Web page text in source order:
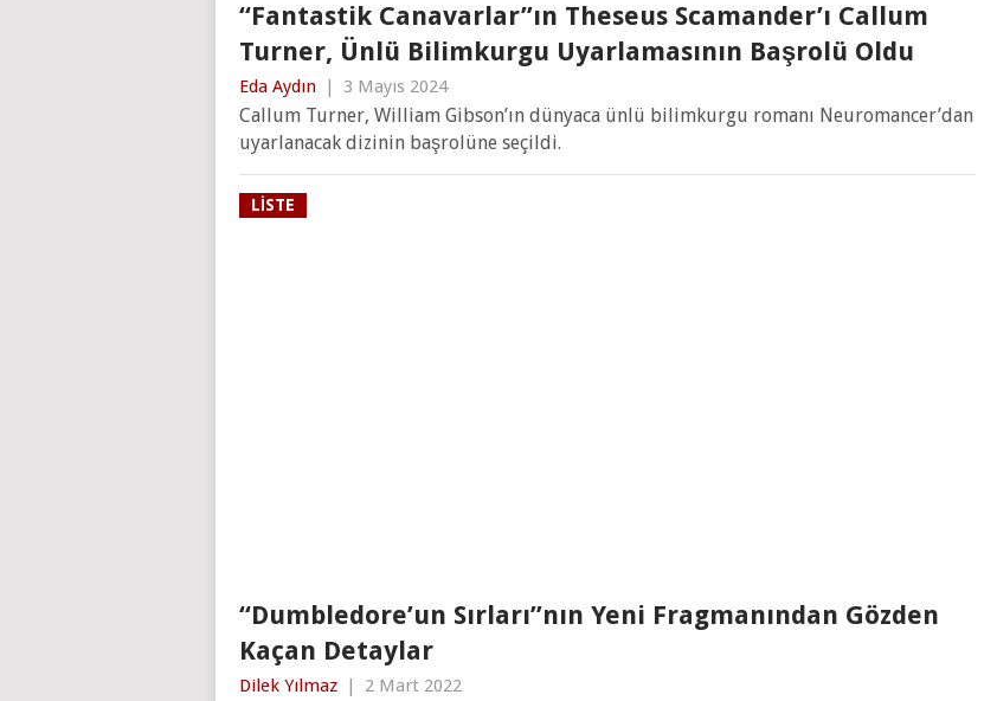
“Fantastik Canavarlar”ın Theseus Scamander’ı Callum
Turner, Ünlü Bilimkurgu Uyarlamasının Başrolü Oldu
Eda Aydın 3 Mayıs 2024
Callum Turner, William Gibson’ın dünyaca ünlü bilimkurgu romanı Neuromancer’dan
uyarlanacak dizinin başrolüne seçildi.
LISTE
“Dumbledore’un Sırları”nın Yeni Fragmanından Gözden
Kaçan Detaylar
Dilek Yılmaz | 2 Mart 2022